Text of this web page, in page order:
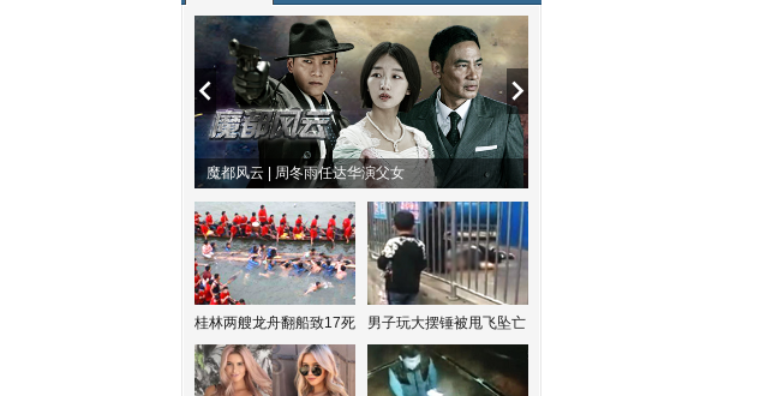
魔都风云 | 周冬雨任达华演父女
桂林两艘龙舟翻船致17死 男子玩大摆锤被甩飞坠亡